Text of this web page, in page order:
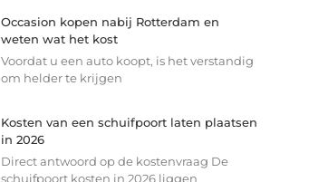
Occasion kopen nabij Rotterdam en
weten wat het kost
Voordat u een auto koopt, is het verstandig
om helder te krijgen
Kosten van een schuifpoort laten plaatsen
in 2026
Direct antwoord op de kostenvraag De
schuifpoort kosten in 2026 liggen